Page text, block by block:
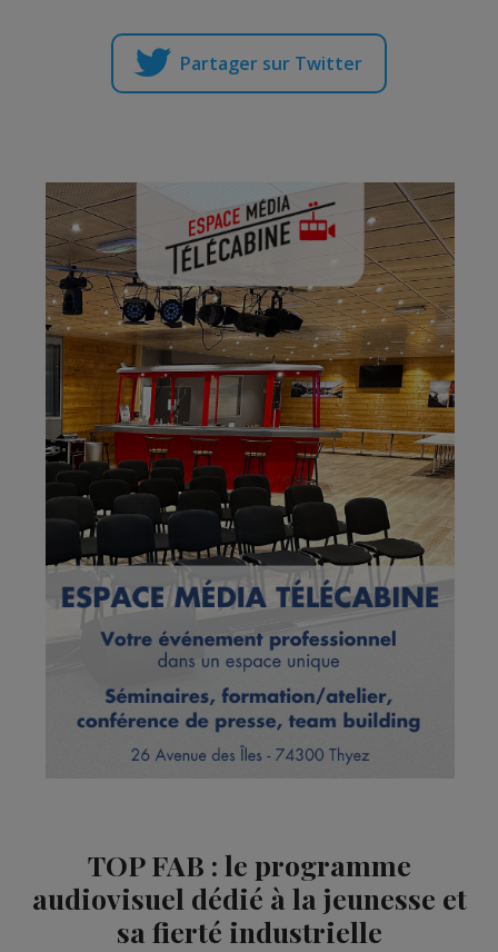
Partager sur Twitter
TOP FAB : le programme
audiovisuel dédié à la jeunesse et
sa fierté industrielle